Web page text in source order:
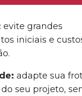
evite grandes
iniciais e
adapte sua
seu projeto,